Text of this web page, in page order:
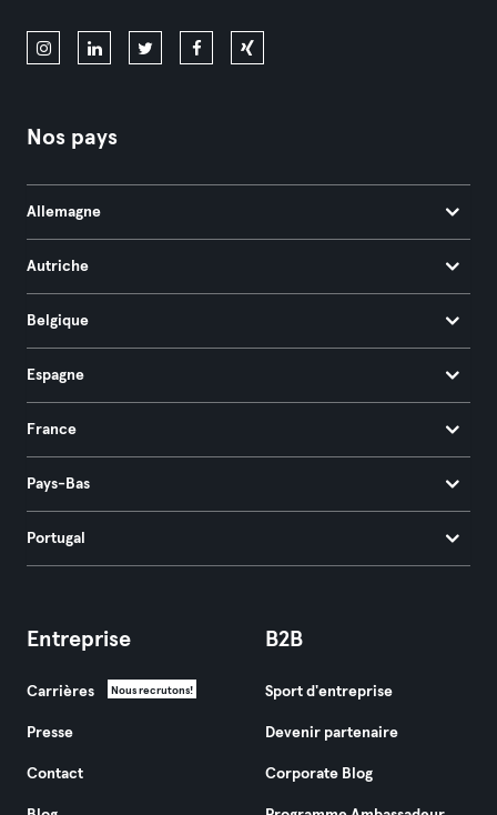
Nos pays
Allemagne
Autriche
Belgique
Espagne
France
Pays-Bas
Portugal
Entreprise
Carrières Nous recrutons!
Presse
Contact
B2B
Sport d'entreprise
Devenir partenaire
Corporate Blog